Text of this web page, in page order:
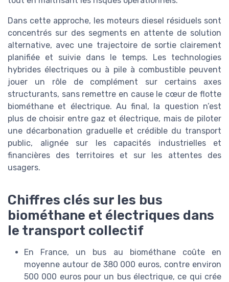
Dans cette approche, les moteurs diesel résiduels sont
concentrés sur des segments en attente de solution
alternative, avec une trajectoire de sortie clairement
planifiée et suivie dans le temps. Les technologies
hybrides électriques ou à pile à combustible peuvent
jouer un rôle de complément sur certains axes
structurants, sans remettre en cause le cœur de flotte
biométhane et électrique. Au final, la question n’est
plus de choisir entre gaz et électrique, mais de piloter
une décarbonation graduelle et crédible du transport
public, alignée sur les capacités industrielles et
financières des territoires et sur les attentes des
usagers.
Chiffres clés sur les bus
biométhane et électriques dans
le transport collectif
En France, un bus au biométhane coûte en
moyenne autour de 380 000 euros, contre environ
500 000 euros pour un bus électrique, ce qui crée